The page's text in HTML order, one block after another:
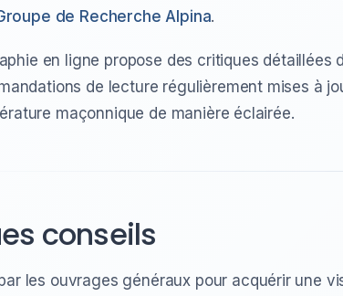
de Recherche Alpina.
en ligne propose des critiques
de lecture régulièrement mises à
maçonnique de manière éclairée.
conseils
les ouvrages généraux pour acquérir une